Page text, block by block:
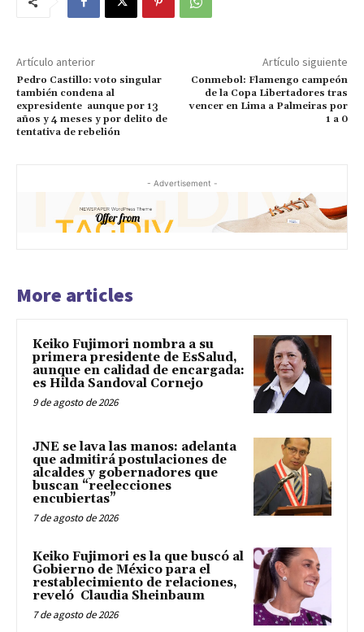
Artículo anterior
Pedro Castillo: voto singular
también condena al
expresidente aunque por 13
años y 4 meses y por delito de
tentativa de rebelión
Artículo siguiente
Conmebol: Flamengo campeón
de la Copa Libertadores tras
vencer en Lima a Palmeiras por
1 a 0
- Advertisement -
More articles
Keiko Fujimori nombra a su
primera presidente de EsSalud,
aunque en calidad de encargada:
es Hilda Sandoval Cornejo
9 de agosto de 2026
JNE se lava las manos: adelanta
que admitirá postulaciones de
alcaldes y gobernadores que
buscan “reelecciones
encubiertas”
7 de agosto de 2026
Keiko Fujimori es la que buscó al
Gobierno de México para el
restablecimiento de relaciones,
reveló Claudia Sheinbaum
7 de agosto de 2026